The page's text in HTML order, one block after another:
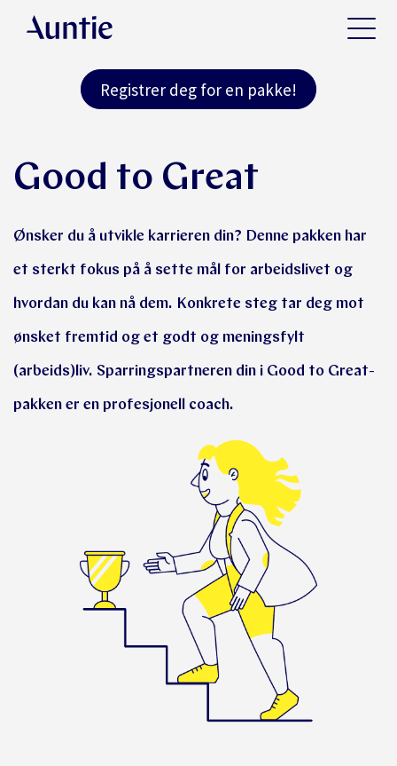
Registrer deg for en pakke!
Good to Great
Ønsker du å utvikle karrieren din? Denne pakken har
et sterkt fokus på å sette mål for arbeidslivet og
hvordan du kan nå dem. Konkrete steg tar deg mot
ønsket fremtid og et godt og meningsfylt
(arbeids)liv. Sparringspartneren din i Good to Great-
pakken er en profesjonell coach.